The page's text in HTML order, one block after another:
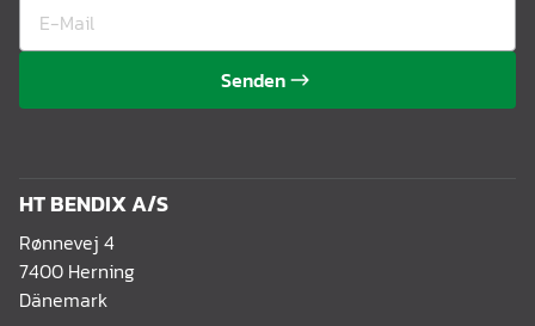
Senden
HT BENDIX A/S
Rønnevej 4
7400 Herning
Dänemark